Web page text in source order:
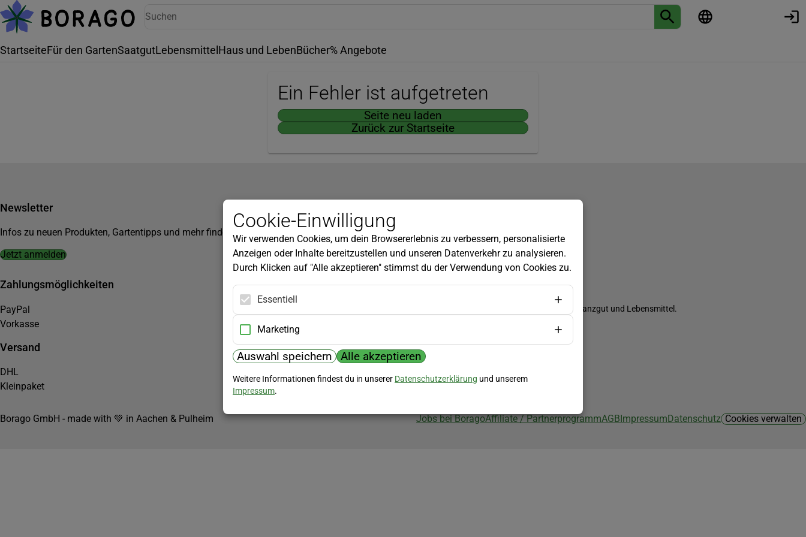
StartseiteFür den GartenSaatgutLebensmittel Haus und LebenBücher% Angebote
Ein Fehler ist aufgetreten
Seite neu laden
Zurück zur Startseite
Newsletter
Infos zu neuen Produkten, Gartentipps und mehr findest du in unserem Newsletter!
Jetzt anmelden
Kundenservice
Widerrufsbelehrung
Versandkosten
Zahlungsmöglichkeiten
PayPal
Vorkasse
Versand
DHL
Kleinpaket
Biozertifizierung
Borago ist biozertifiziert im Bereich Saatgut, Pflanzgut und Lebensmittel.
Borago GmbH - made with 💚 in Aachen & Pulheim Jobs bei BoragoAffiliate / PartnerprogrammAGBImpressumDatenschutz Cookies verwalten
Cookie-Einwilligung
Wir verwenden Cookies, um dein Browsererlebnis zu verbessern, personalisierte
Anzeigen oder Inhalte bereitzustellen und unseren Datenverkehr zu analysieren.
Durch Klicken auf "Alle akzeptieren" stimmst du der Verwendung von Cookies zu.
Essentiell
Marketing
Auswahl speichern Alle akzeptieren
Weitere Informationen findest du in unserer Datenschutzerklärung und unserem
Impressum.